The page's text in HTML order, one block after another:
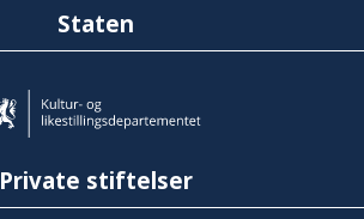
Staten
Private stiftelser